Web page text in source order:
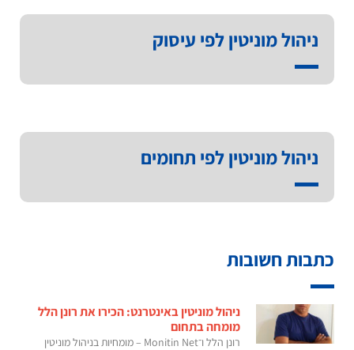
ניהול מוניטין לפי עיסוק
ניהול מוניטין לפי תחומים
כתבות חשובות
ניהול מוניטין באינטרנט: הכירו את רונן הלל
מומחה בתחום
רונן הלל ו־Monitin Net – מומחיות בניהול מוניטין